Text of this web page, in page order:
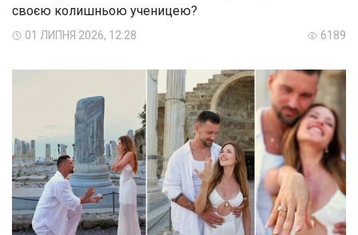
своєю колишньою ученицею?
01 ЛИПНЯ 2026, 12:28 6189